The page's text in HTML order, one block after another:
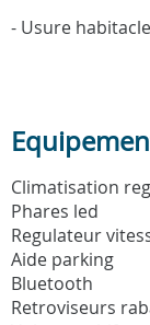
- Usure
Climatisation
Phares led
Regulateur
Aide parking
Bluetooth
Retroviseurs